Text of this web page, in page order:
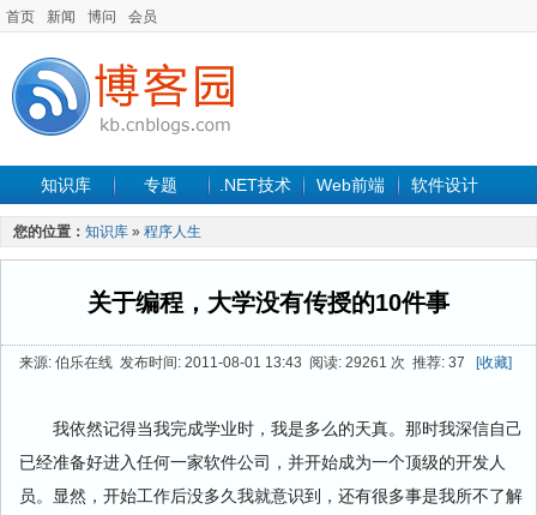
首页 新闻 博问 会员
知识库 专题 .NET技术 Web前端 软件设计
手机开发 软件工程
最新文章
您的位置： 知识库 » 程序人生
关于编程，大学没有传授的10件事
来源: 伯乐在线 发布时间: 2011-08-01 13:43 阅读: 29261 次 推荐: 37 [收藏]
我依然记得当我完成学业时，我是多么的天真。那时我深信自己
已经准备好进入任何一家软件公司，并开始成为一个顶级的开发人
员。显然，开始工作后没多久我就意识到，还有很多事是我所不了解